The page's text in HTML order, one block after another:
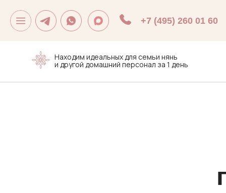
+7 (495) 260 01 60
Находим идеальных для семьи нянь
и другой домашний персонал за 1 день